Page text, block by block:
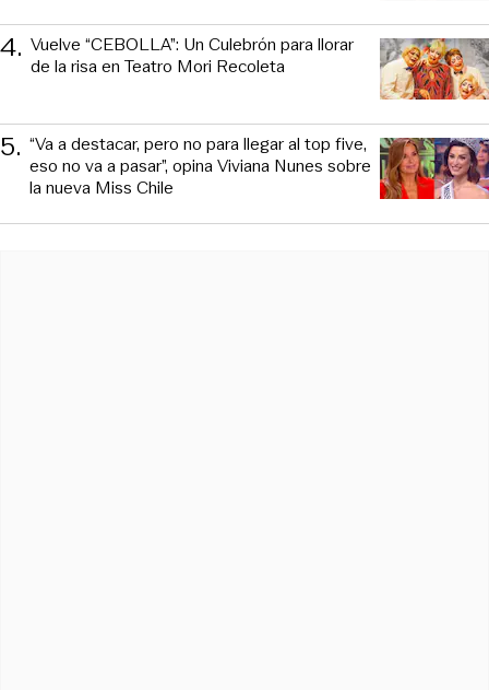
4. Vuelve “CEBOLLA”: Un Culebrón para llorar
de la risa en Teatro Mori Recoleta
5. “Va a destacar, pero no para llegar al top five,
eso no va a pasar”, opina Viviana Nunes sobre
la nueva Miss Chile